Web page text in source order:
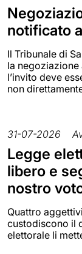
notificato
Il Tribunale di
la negoziazione
l’invito deve
non
31-07-2026
Legge
libero e
nostro
Quattro
custodiscono il
elettorale li